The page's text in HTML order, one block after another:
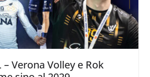
– Verona Volley e Rok